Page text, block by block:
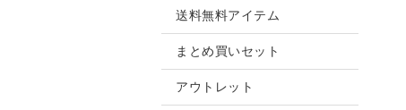
送料無料アイテム
まとめ買いセット
アウトレット